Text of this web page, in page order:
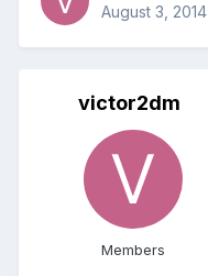
August 3, 2014
victor2dm
Members